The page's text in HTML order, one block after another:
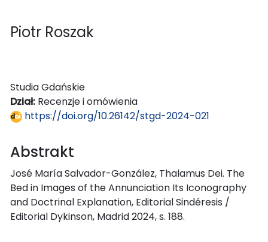
Piotr Roszak
Studia Gdańskie
Dział: Recenzje i omówienia
https://doi.org/10.26142/stgd-2024-021
Abstrakt
José María Salvador-González, Thalamus Dei. The
Bed in Images of the Annunciation Its Iconography
and Doctrinal Explanation, Editorial Sindéresis /
Editorial Dykinson, Madrid 2024, s. 188.